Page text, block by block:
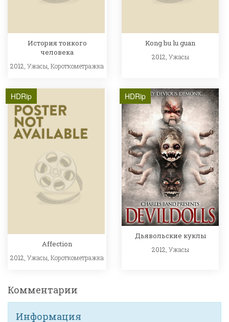
История тонкого
человека
2012,Ужасы ,Короткометражка
Kong bu lu guan
2012, Ужасы
HDRip
Affection
2012, Ужасы Короткометражка
HDRip
Дьявольские куклы
2012, Ужасы
Комментарии
Информация